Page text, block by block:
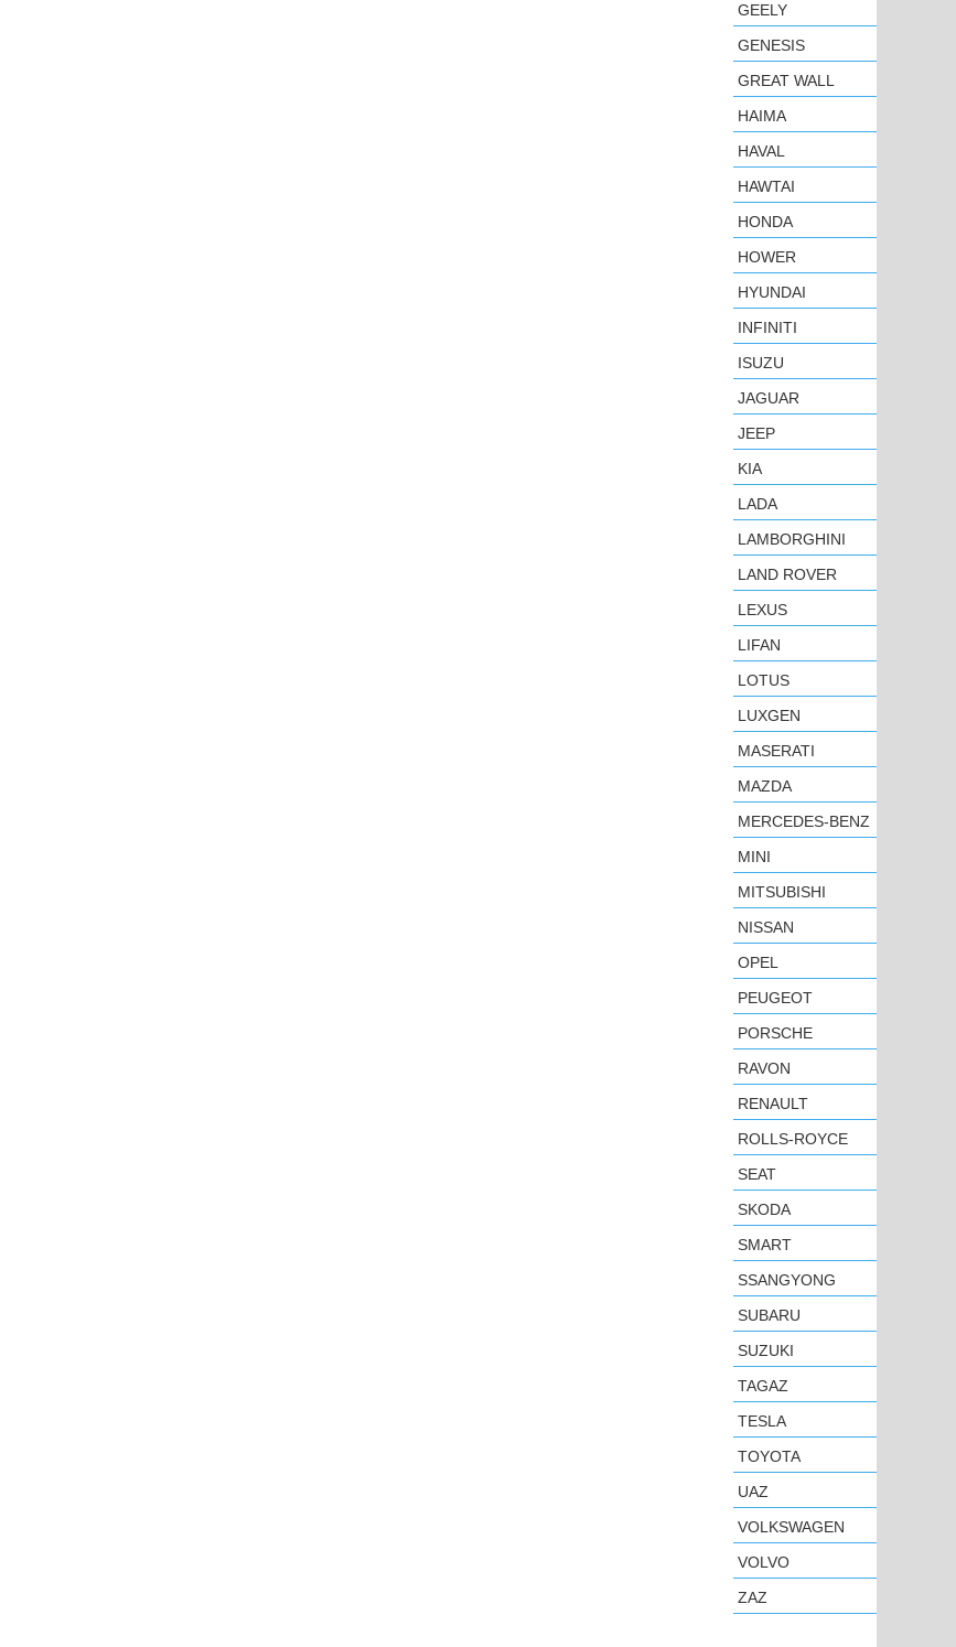
GEELY
GENESIS
GREAT WALL
HAIMA
HAVAL
HAWTAI
HONDA
HOWER
HYUNDAI
INFINITI
ISUZU
JAGUAR
JEEP
KIA
LADA
LAMBORGHINI
LAND ROVER
LEXUS
LIFAN
LOTUS
LUXGEN
MASERATI
MAZDA
MERCEDES-BENZ
MINI
MITSUBISHI
NISSAN
OPEL
PEUGEOT
PORSCHE
RAVON
RENAULT
ROLLS-ROYCE
SEAT
SKODA
SMART
SSANGYONG
SUBARU
SUZUKI
TAGAZ
TESLA
TOYOTA
UAZ
VOLKSWAGEN
VOLVO
ZAZ